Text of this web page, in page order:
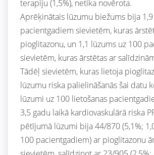
terapiju (1,5%), netika novērota.
Aprēķinātais lūzumu biežums bija
pacientgadiem sievietēm, kuras
pioglitazonu, un 1,1 lūzums uz 100
sievietēm, kuras ārstētas ar
Tādēļ sievietēm, kuras lietoja
lūzumu riska palielināšanās šai datu
lūzumi uz 100 lietošanas
3,5 gadu laikā kardiovaskulārā riska
pētījumā lūzumi bija 44/870 (5,1%;
100 pacientgadiem) ar pioglitazonu